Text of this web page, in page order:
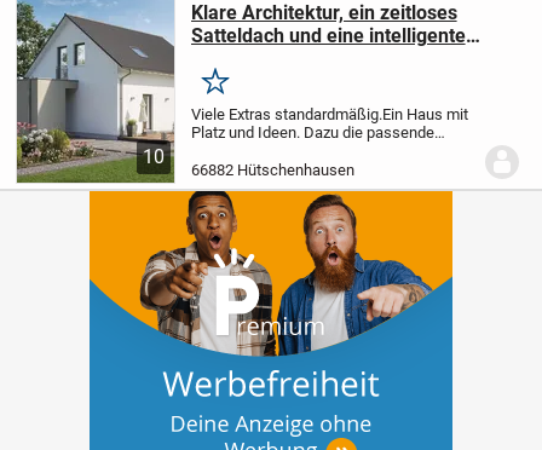
10
Klare Architektur, ein zeitloses
Satteldach und eine intelligente
Merken
Viele Extras standardmäßig.Ein Haus mit
Platz und Ideen. Dazu die passende
Niedrigenergiespar-Haus erfüllt alle
Anforderungen, die eine Familie an Platz
und Ausstattun...
66882 Hütschenhausen